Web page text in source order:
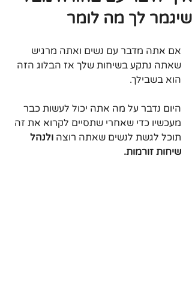
שיגמר לך מה לומר
אם אתה מדבר עם נשים ואתה מרגיש
שאתה נתקע בשיחות שלך אז הבלוג הזה
הוא בשבילך.
היום נדבר על מה אתה יכול לעשות כבר
מעכשיו כדי שאחרי שתסיים לקרוא את זה
תוכל לגשת לנשים שאתה רוצה ולנהל
שיחות זורמות.